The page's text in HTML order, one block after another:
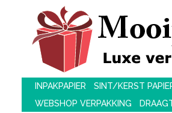
INPAKPAPIER SINT/KERST
WEBSHOP VERPAKKING